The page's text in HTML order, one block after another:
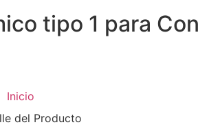
tipo 1 para
Inicio
del Producto